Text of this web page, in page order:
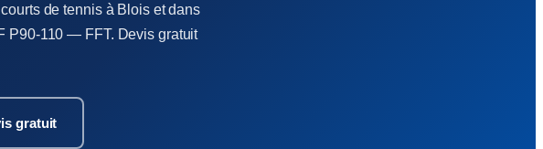
de tennis à Blois et dans
P90-110 — FFT. Devis gratuit
gratuit